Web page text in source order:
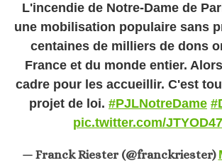
L'incendie de Notre-Dame de
une mobilisation populaire sans
centaines de milliers de dons
France et du monde entier.
cadre pour les accueillir. C'est
projet de loi. #PJLNotreDame
pic.twitter.com/
— Franck Riester (@franckriester)